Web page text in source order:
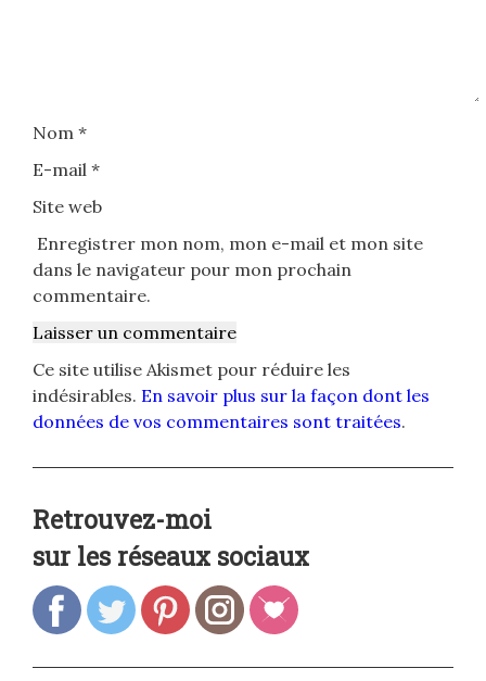
Nom *
E-mail *
Site web
Enregistrer mon nom, mon e-mail et mon site
dans le navigateur pour mon prochain
commentaire.
Ce site utilise Akismet pour réduire les
indésirables. En savoir plus sur la façon dont les
données de vos commentaires sont traitées.
Retrouvez-moi
sur les réseaux sociaux